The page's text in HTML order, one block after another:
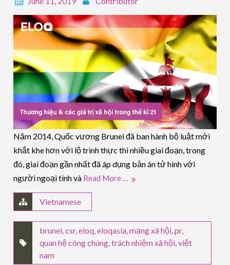
Năm 2014, Quốc vương Brunei đã ban hành bộ luật mới
khắt khe hơn với lộ trình thực thi nhiều giai đoạn, trong
đó, giai đoạn gần nhất đã áp dụng bản án tử hình với
người ngoại tình và Read More …
Vietnamese
brunei,csr,eloq,eloqasia,mạng xã hội,pr,
quan hệ công chúng,trách nhiệm xã hội,việt
nam